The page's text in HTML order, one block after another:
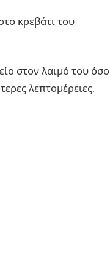
κρεβάτι του
στον λαιμό του όσο
λεπτομέρειες.